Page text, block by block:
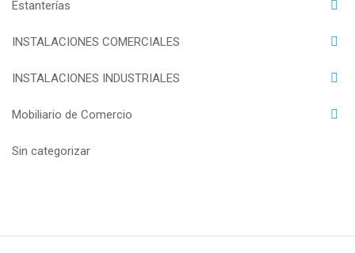
Estanterías
INSTALACIONES COMERCIALES
INSTALACIONES INDUSTRIALES
Mobiliario de Comercio
Sin categorizar